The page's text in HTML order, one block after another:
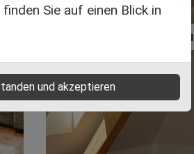
Trockenbau
Sie auf einen Blick in
und akzeptieren